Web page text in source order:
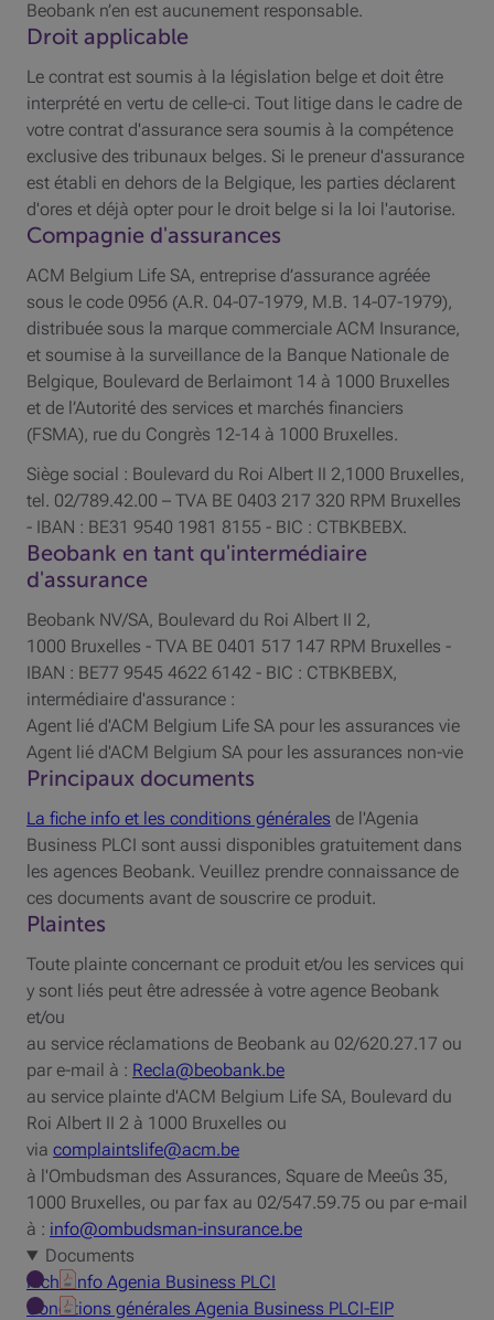
Beobank n’en est aucunement responsable.
Droit applicable
Le contrat est soumis à la législation belge et doit être
interprété en vertu de celle-ci. Tout litige dans le cadre de
votre contrat d'assurance sera soumis à la compétence
exclusive des tribunaux belges. Si le preneur d'assurance
est établi en dehors de la Belgique, les parties déclarent
d'ores et déjà opter pour le droit belge si la loi l'autorise.
Compagnie d'assurances
ACM Belgium Life SA, entreprise d’assurance agréée
sous le code 0956 (A.R. 04-07-1979, M.B. 14-07-1979),
distribuée sous la marque commerciale ACM Insurance,
et soumise à la surveillance de la Banque Nationale de
Belgique, Boulevard de Berlaimont 14 à 1000 Bruxelles
et de l’Autorité des services et marchés financiers
(FSMA), rue du Congrès 12-14 à 1000 Bruxelles.
Siège social : Boulevard du Roi Albert II 2,1000 Bruxelles,
tel. 02/789.42.00 – TVA BE 0403 217 320 RPM Bruxelles
- IBAN : BE31 9540 1981 8155 - BIC : CTBKBEBX.
Beobank en tant qu'intermédiaire
d'assurance
Beobank NV/SA, Boulevard du Roi Albert II 2,
1000 Bruxelles - TVA BE 0401 517 147 RPM Bruxelles -
IBAN : BE77 9545 4622 6142 - BIC : CTBKBEBX,
intermédiaire d'assurance :
Agent lié d'ACM Belgium Life SA pour les assurances vie
Agent lié d'ACM Belgium SA pour les assurances non-vie
Principaux documents
La fiche info et les conditions générales de l'Agenia
Business PLCI sont aussi disponibles gratuitement dans
les agences Beobank. Veuillez prendre connaissance de
ces documents avant de souscrire ce produit.
Plaintes
Toute plainte concernant ce produit et/ou les services qui
y sont liés peut être adressée à votre agence Beobank
et/ou
au service réclamations de Beobank au 02/620.27.17 ou
par e-mail à : Recla@beobank.be
au service plainte d'ACM Belgium Life SA, Boulevard du
Roi Albert II 2 à 1000 Bruxelles ou
via complaintslife@acm.be
à l'Ombudsman des Assurances, Square de Meeûs 35,
1000 Bruxelles, ou par fax au 02/547.59.75 ou par e-mail
à : info@ombudsman-insurance.be
Documents
Fiche info Agenia Business PLCI
Conditions générales Agenia Business PLCI-EIP